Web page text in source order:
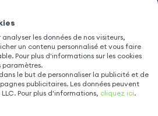
NOUS
les données de nos visiteurs,
un contenu personnalisé et vous faire
Pour plus d'informations sur les cookies
paramètres.
le but de personnaliser la publicité et de
publicitaires. Les données peuvent
Pour plus d'informations, cliquez ici.